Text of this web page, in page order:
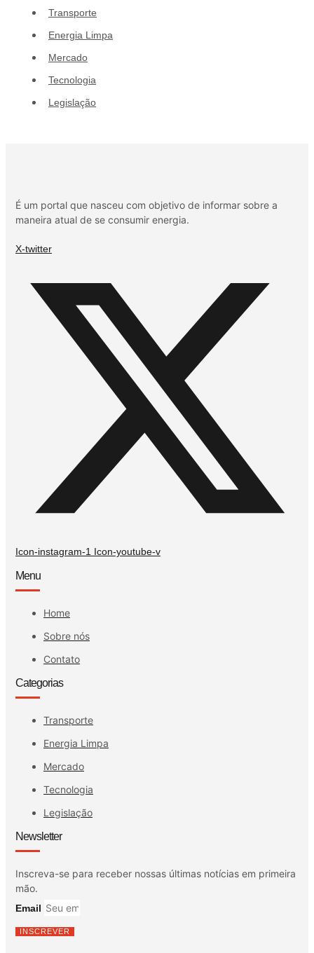
Transporte
Energia Limpa
Mercado
Tecnologia
Legislação
É um portal que nasceu com objetivo de informar sobre a
maneira atual de se consumir energia.
X-twitter
Icon-instagram-1 Icon-youtube-v
Menu
Home
Sobre nós
Contato
Categorias
Transporte
Energia Limpa
Mercado
Tecnologia
Legislação
Newsletter
Inscreva-se para receber nossas últimas notícias em primeira
mão.
Email
INSCREVER